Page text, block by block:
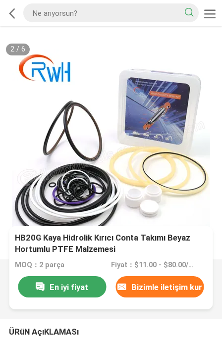
2/ 6
HB20G Kaya Hidrolik Kırıcı Conta Takımı Beyaz
Hortumlu PTFE Malzemesi
MOQ：2 parça Fiyat：$11.00 - $80.00/Pieces
En iyi fiyat Bizimle iletişim kur
ÜRüN AçıKLAMASı